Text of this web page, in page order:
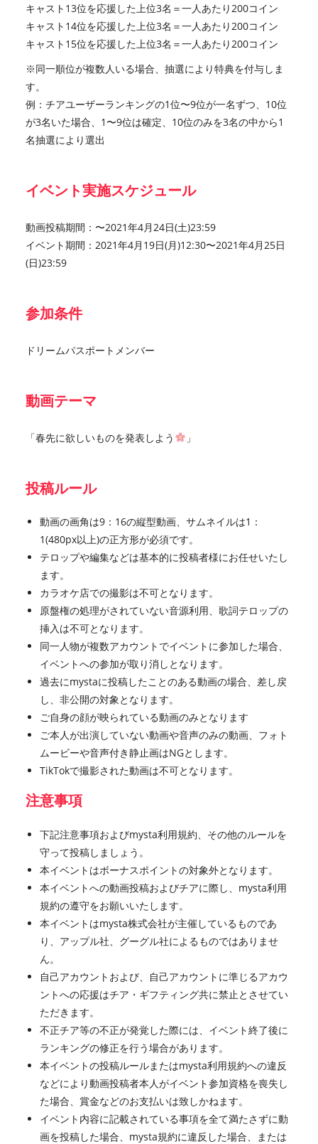
キャスト13位を応援した上位3名＝一人あたり200コイン
キャスト14位を応援した上位3名＝一人あたり200コイン
キャスト15位を応援した上位3名＝一人あたり200コイン
※同一順位が複数人いる場合、抽選により特典を付与しま
す。
例：チアユーザーランキングの1位〜9位が一名ずつ、10位
が3名いた場合、1〜9位は確定、10位のみを3名の中から1
名抽選により選出
イベント実施スケジュール
動画投稿期間：〜2021年4月24日(土)23:59
イベント期間：2021年4月19日(月)12:30〜2021年4月25日
(日)23:59
参加条件
ドリームパスポートメンバー
動画テーマ
「春先に欲しいものを発表しよう 」
投稿ルール
動画の画角は9：16の縦型動画、サムネイルは1：
1(480px以上)の正方形が必須です。
テロップや編集などは基本的に投稿者様にお任せいたし
ます。
カラオケ店での撮影は不可となります。
原盤権の処理がされていない音源利用、歌詞テロップの
挿入は不可となります。
同一人物が複数アカウントでイベントに参加した場合、
イベントへの参加が取り消しとなります。
過去にmystaに投稿したことのある動画の場合、差し戻
し、非公開の対象となります。
ご自身の顔が映られている動画のみとなります
ご本人が出演していない動画や音声のみの動画、フォト
ムービーや音声付き静止画はNGとします。
TikTokで撮影された動画は不可となります。
注意事項
下記注意事項およびmysta利用規約、その他のルールを
守って投稿しましょう。
本イベントはボーナスポイントの対象外となります。
本イベントへの動画投稿およびチアに際し、mysta利用
規約の遵守をお願いいたします。
本イベントはmysta株式会社が主催しているものであ
り、アップル社、グーグル社によるものではありませ
ん。
自己アカウントおよび、自己アカウントに準じるアカウ
ントへの応援はチア・ギフティング共に禁止とさせてい
ただきます。
不正チア等の不正が発覚した際には、イベント終了後に
ランキングの修正を行う場合があります。
本イベントの投稿ルールまたはmysta利用規約への違反
などにより動画投稿者本人がイベント参加資格を喪失し
た場合、賞金などのお支払いは致しかねます。
イベント内容に記載されている事項を全て満たさずに動
画を投稿した場合、mysta規約に違反した場合、または